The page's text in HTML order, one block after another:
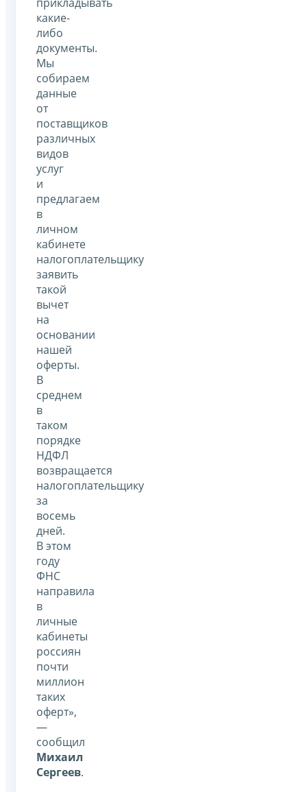
какие-
либо
документы.
Мы
собираем
данные
от
поставщиков
различных
видов
услуг
и
предлагаем
в
личном
кабинете
налогоплательщику
заявить
такой
вычет
на
основании
нашей
оферты.
В
среднем
в
таком
порядке
НДФЛ
возвращается
налогоплательщику
за
восемь
дней.
В этом
году
ФНС
направила
в
личные
кабинеты
россиян
почти
миллион
таких
оферт»,
—
сообщил
Михаил
Сергеев.